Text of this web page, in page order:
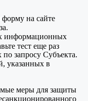
тест еще раз
на сайте
информационных
запросу Субъекта.
указанных в
меры для защиты